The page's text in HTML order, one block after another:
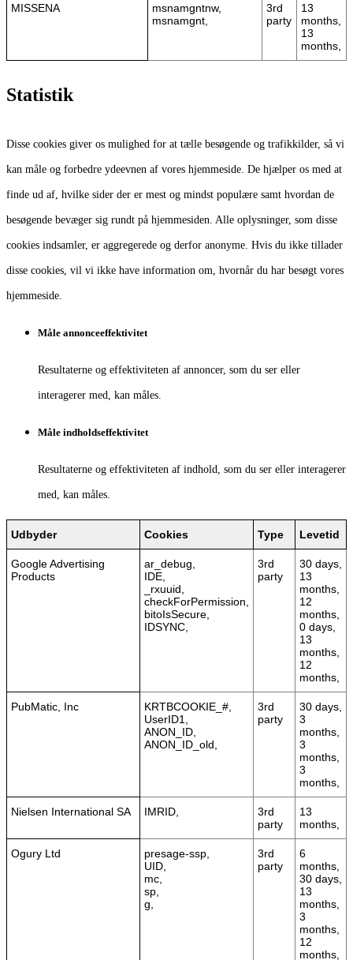
MISSENA
msnamgntnw,
msnamgnt,
3rd
party
13
months,
13
months,
Statistik
Disse cookies giver os mulighed for at tælle besøgende og trafikkilder, så vi
kan måle og forbedre ydeevnen af vores hjemmeside. De hjælper os med at
finde ud af, hvilke sider der er mest og mindst populære samt hvordan de
besøgende bevæger sig rundt på hjemmesiden. Alle oplysninger, som disse
cookies indsamler, er aggregerede og derfor anonyme. Hvis du ikke tillader
disse cookies, vil vi ikke have information om, hvornår du har besøgt vores
hjemmeside.
Måle annonceeffektivitet
Resultaterne og effektiviteten af annoncer, som du ser eller
interagerer med, kan måles.
Måle indholdseffektivitet
Resultaterne og effektiviteten af indhold, som du ser eller interagerer
med, kan måles.
Udbyder Cookies Type Levetid
Google Advertising
Products
ar_debug,
IDE,
_rxuuid,
checkForPermission,
bitoIsSecure,
IDSYNC,
3rd
party
30 days,
13
months,
12
months,
0 days,
13
months,
12
months,
PubMatic, Inc
KRTBCOOKIE_#,
UserID1,
ANON_ID,
ANON_ID_old,
3rd
party
30 days,
3
months,
3
months,
3
months,
Nielsen International SA IMRID,
3rd
party
13
months,
Ogury Ltd
presage-ssp,
UID,
mc,
sp,
g,
3rd
party
6
months,
30 days,
13
months,
3
months,
12
months,